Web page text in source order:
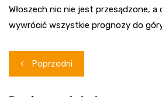
Włoszech nic nie jest przesądzone,
wywrócić wszystkie prognozy do
Nawigacja
wpisu
Poprzedni